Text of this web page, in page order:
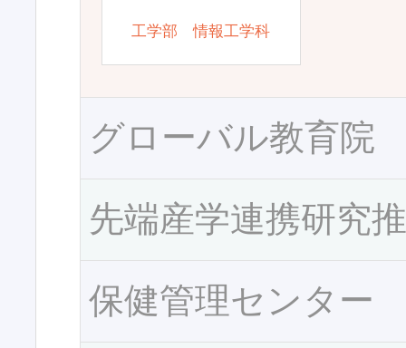
工学部 情報工学科
グローバル教育院
先端産学連携研究
保健管理センター